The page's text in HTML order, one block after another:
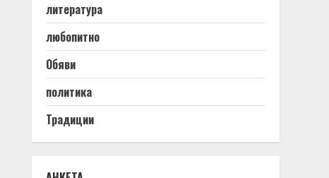
литература
любопитно
Обяви
политика
Традиции